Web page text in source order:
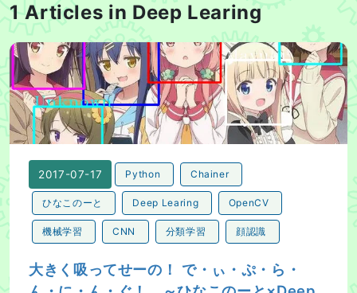
1 Articles in Deep Learing
大きく吸ってせーの！ で・ぃ・ぷ・ら・ん・に・ん・
2017-07-17 Python Chainer
ひなこのーと Deep Learing OpenCV
機械学習 CNN 分類学習 顔認識
大きく吸ってせーの！ で・ぃ・ぷ・ら・